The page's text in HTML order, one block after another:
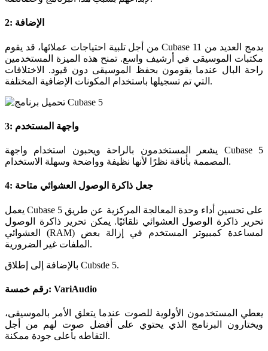
2: الإضافة
من أجل تلبية احتياجات عملائها، قد يقوم Cubase 11 بدمج العديد من
مكتبات الموسيقى في أرشيف واسع. تمنح هذه الميزة المستخدمين
راحة البال عندما يقومون بحفظ الموسيقى دون قيود. الاختلافات
التي تم تسجيلها باستخدام المكونات الإضافية المختلفة.
3: واجهة المستخدم
يشعر المستخدمون بالراحة ويحبون استخدام واجهة Cubase 5
المصممة بأناقة نظرًا لأنها نظيفة وواضحة وسهلة الاستخدام.
4: جعل ذاكرة الوصول العشوائي متاحة
يعمل Cubase 5 على تحسين أداء وحدة المعالجة المركزية عن طريق
تحرير ذاكرة الوصول العشوائي تلقائيًا. يمكن تحرير ذاكرة الوصول
العشوائي (RAM) لمساعدة كمبيوتر المستخدم في إزالة بعض
الملفات غير الضرورية.
بالإضافة إلى إطلاق Cubsde 5.
رقم خمسة: VariAudio
يعطي المستخدمون الأولوية للصوت عندما يتعلق الأمر بالموسيقى،
ويختارون البرنامج الذي يحتوي على أفضل صوت لهم من أجل
التقاطه بأعلى جودة ممكنة.